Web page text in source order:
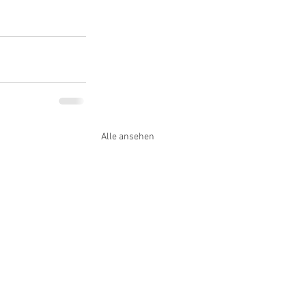
Alle ansehen